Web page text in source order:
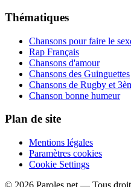
Thématiques
Chansons pour faire le
Rap Français
Chansons d'amour
Chansons des Guinguettes
Chansons de Rugby et
Chanson bonne humeur
Plan de site
Mentions légales
Paramètres cookies
Cookie Settings
© 2026 Paroles.net — Tous